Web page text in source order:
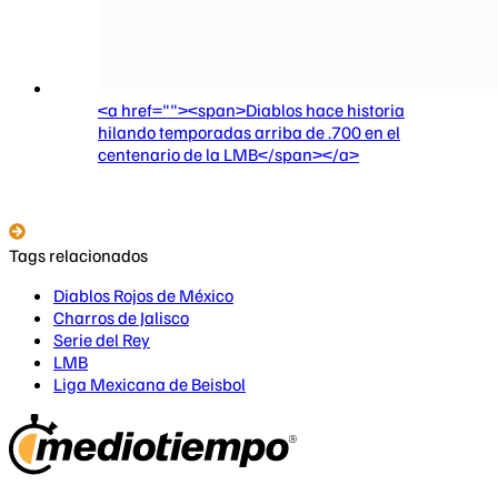
<a href=""><span>Diablos hace historia
hilando temporadas arriba de .700 en el
centenario de la LMB</span></a>
Tags relacionados
Diablos Rojos de México
Charros de Jalisco
Serie del Rey
LMB
Liga Mexicana de Beisbol